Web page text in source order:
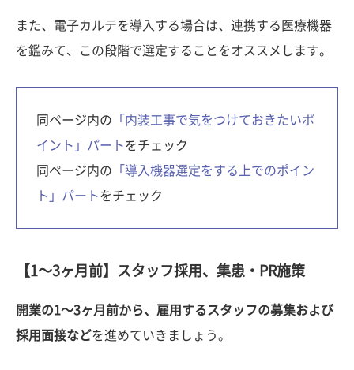
また、電子カルテを導入する場合は、連携する医療機器
を鑑みて、この段階で選定することをオススメします。
同ページ内の 「内装工事で気をつけておきたいポ
イント」パートをチェック
同ページ内の 「導入機器選定をする上でのポイン
ト」パートをチェック
【1〜3ヶ月前】スタッフ採用、集患・PR施策
開業の1〜3ヶ月前から、雇用するスタッフの募集および
採用面接などを進めていきましょう。